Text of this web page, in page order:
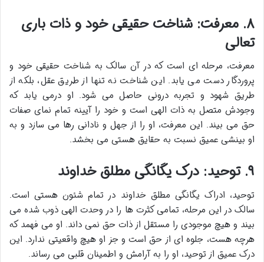
۸. معرفت: شناخت حقیقی خود و ذات باری
تعالی
معرفت، مرحله ای است که در آن سالک به شناخت حقیقی خود و
پروردگار دست می یابد. این شناخت نه تنها از طریق عقل، بلکه از
طریق شهود و تجربه درونی حاصل می شود. او درمی یابد که
وجودش متصل به ذات الهی است و خود را آیینه تمام نمای صفات
حق می بیند. این معرفت، او را از جهل و نادانی رها می سازد و به
او بینشی عمیق نسبت به حقایق هستی می بخشد.
۹. توحید: درک یگانگی مطلق خداوند
توحید، ادراک یگانگی مطلق خداوند در تمام شئون هستی است.
سالک در این مرحله، تمامی کثرت ها را در وحدت الهی ذوب شده می
بیند و هیچ موجودی را مستقل از ذات حق نمی داند. او می فهمد که
هرچه هست، جلوه ای از حق است و جز او هیچ واقعیتی ندارد. این
درک عمیق از توحید، او را به آرامش و اطمینان قلبی می رساند.